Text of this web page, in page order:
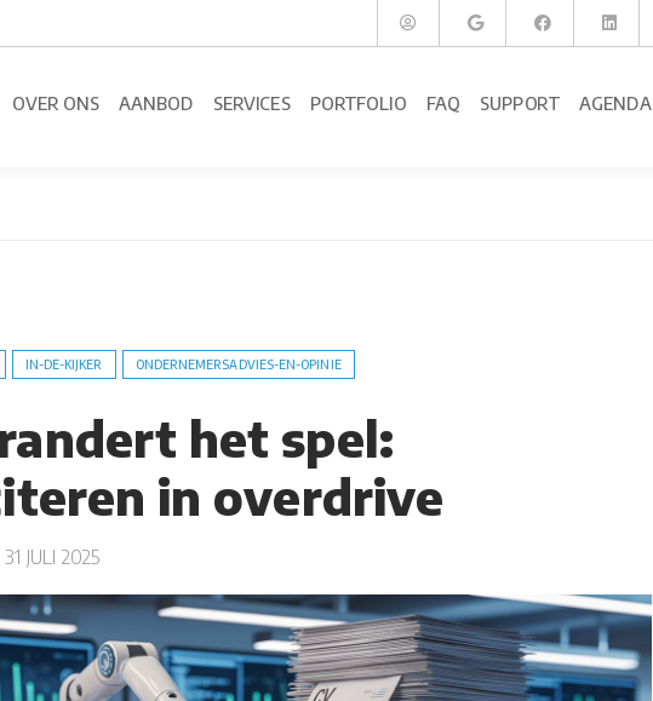
OVER ONS AANBOD SERVICES PORTFOLIO FAQ SUPPORT AGENDA
IN-DE-KIJKER ONDERNEMERSADVIES-EN-OPINIE
het spel:
in overdrive
JULI 2025